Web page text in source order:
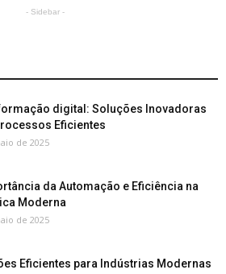
- Sidebar -
digital: Soluções Inovadoras
Eficientes
de 2025
da Automação e Eficiência na
Moderna
de 2025
Eficientes para Indústrias Modernas